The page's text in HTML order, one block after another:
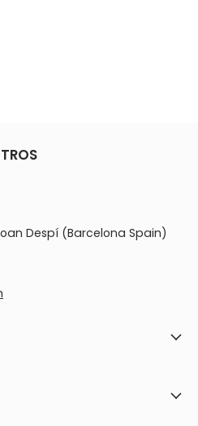
Despí (Barcelona Spain)